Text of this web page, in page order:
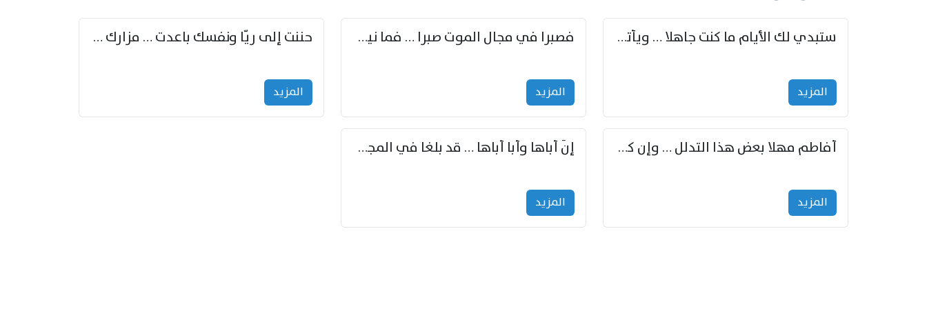
ستبدي لك الأيام ما كنت جاهلا … ويأتيك بالأخبار من لم تزوّد
المزید
فصبرا في مجال الموت صبرا … فما نيل الخلود بمستطاع
المزید
حننت إلى ريّا ونفسك باعدت … مزارك من ريّا وشعباكما معا
المزید
أفاطم مهلا بعض هذا التدلل … وإن كنت قد أزمعت صرمي فأجملي
المزید
إنّ أباها وأبا أباها … قد بلغا في المجد غايتاها
المزید